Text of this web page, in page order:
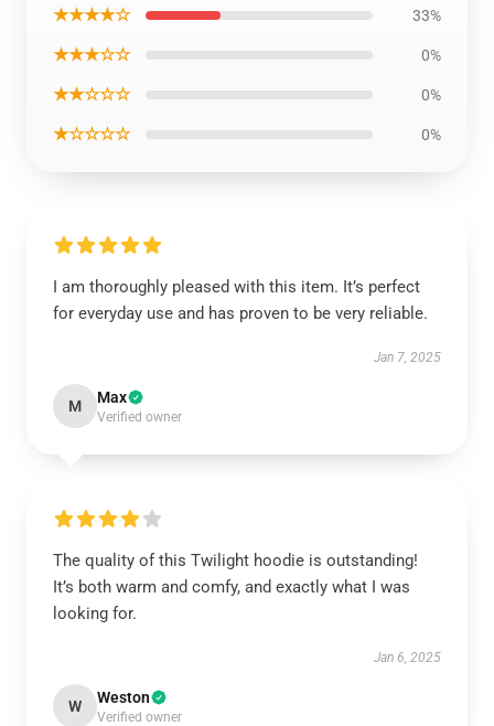
★★★★☆ 33%
★★★☆☆ 0%
★★☆☆☆ 0%
★☆☆☆☆ 0%
I am thoroughly pleased with this item. It’s perfect
for everyday use and has proven to be very reliable.
Jan 7, 2025
M Max
Verified owner
The quality of this Twilight hoodie is outstanding!
It’s both warm and comfy, and exactly what I was
looking for.
Jan 6, 2025
W Weston
Verified owner